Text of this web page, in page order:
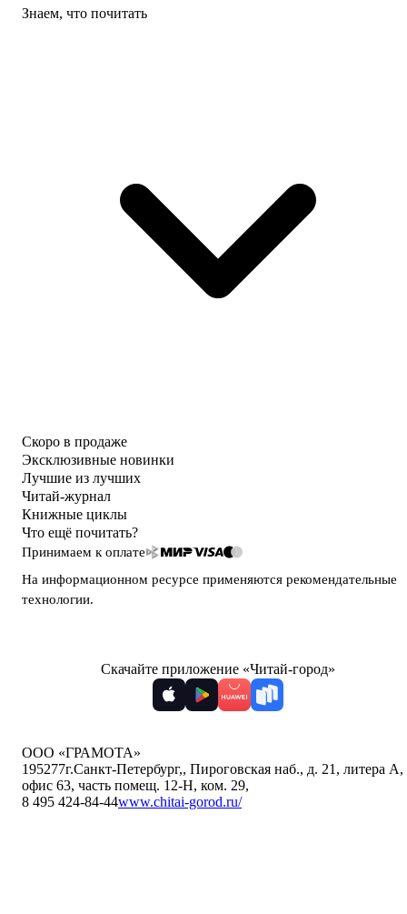
Знаем, что почитать
Скоро в продаже
Эксклюзивные новинки
Лучшие из лучших
Читай-журнал
Книжные циклы
Что ещё почитать?
Принимаем к оплате
На информационном ресурсе применяются рекомендательные
технологии.
Скачайте приложение «Читай-город»
ООО «ГРАМОТА»
195277г.Санкт-Петербург,, Пироговская наб., д. 21, литера А,
офис 63, часть помещ. 12-Н, ком. 29,
8 495 424-84-44www.chitai-gorod.ru/